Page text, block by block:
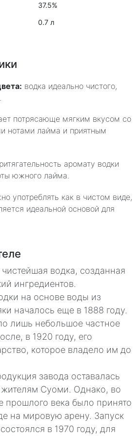
37.5%
0.7 л
водка идеально чистого,
потрясающе мягким вкусом со
нотами лайма и приятным
аромату водки
южного лайма.
употреблять как в чистом виде,
идеальной основой для
водка, созданная
ингредиентов.
на основе воды из
началось еще в 1888 году.
лишь небольшое частное
в 1920 году, его
которое владело им до
завода оставалась
Суоми. Однако, во
прошлого века было принято
на мировую арену. Запуск
в 1970 году, для